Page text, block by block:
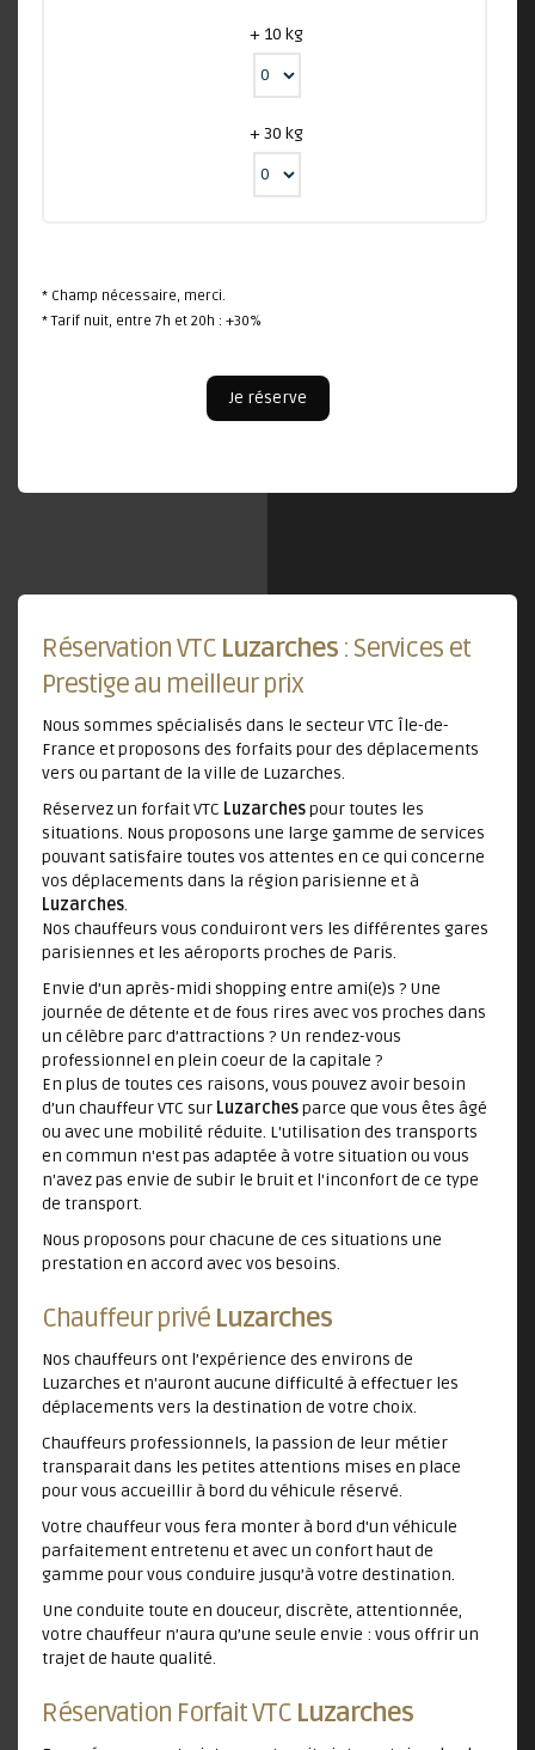
+ 10 kg
+ 30 kg
* Champ nécessaire, merci.
* Tarif nuit, entre 7h et 20h : +30%
Je réserve
Réservation VTC Luzarches : Services et
Prestige au meilleur prix
Nous sommes spécialisés dans le secteur VTC Île-de-
France et proposons des forfaits pour des déplacements
vers ou partant de la ville de Luzarches.
Réservez un forfait VTC Luzarchespour toutes les
situations. Nous proposons une large gamme de services
pouvant satisfaire toutes vos attentes en ce qui concerne
vos déplacements dans la région parisienne et à
Luzarches.
Nos chauffeurs vous conduiront vers les différentes gares
parisiennes et les aéroports proches de Paris.
Envie d’un après-midi shopping entre ami(e)s ? Une
journée de détente et de fous rires avec vos proches dans
un célèbre parc d’attractions ? Un rendez-vous
professionnel en plein coeur de la capitale ?
En plus de toutes ces raisons, vous pouvez avoir besoin
d’un chauffeur VTC sur Luzarchesparce que vous êtes âgé
ou avec une mobilité réduite. L'utilisation des transports
en commun n'est pas adaptée à votre situation ou vous
n'avez pas envie de subir le bruit et l'inconfort de ce type
de transport.
Nous proposons pour chacune de ces situations une
prestation en accord avec vos besoins.
Chauffeur privé Luzarches
Nos chauffeurs ont l’expérience des environs de
Luzarches et n'auront aucune difficulté à effectuer les
déplacements vers la destination de votre choix.
Chauffeurs professionnels, la passion de leur métier
transparait dans les petites attentions mises en place
pour vous accueillir à bord du véhicule réservé.
Votre chauffeur vous fera monter à bord d'un véhicule
parfaitement entretenu et avec un confort haut de
gamme pour vous conduire jusqu’à votre destination.
Une conduite toute en douceur, discrète, attentionnée,
votre chauffeur n’aura qu’une seule envie : vous offrir un
trajet de haute qualité.
Réservation Forfait VTC Luzarches